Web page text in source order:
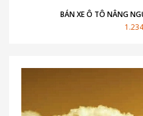
BÁN XE Ô TÔ NÂNG